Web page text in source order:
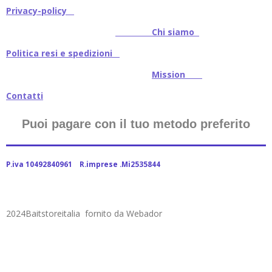
Privacy-policy
Chi siamo
Politica resi e spedizioni
Mission
Contatti
Puoi pagare con il tuo metodo preferito
P.iva 10492840961 R.imprese .Mi2535844
2024Baitstoreitalia fornito da Webador